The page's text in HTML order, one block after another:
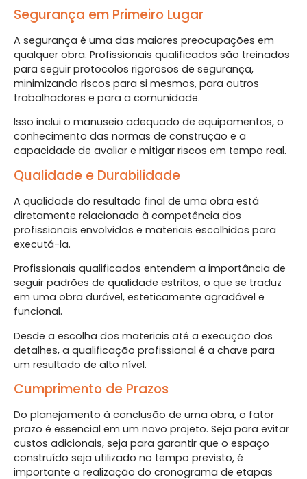
Segurança em Primeiro Lugar
A segurança é uma das maiores preocupações em
qualquer obra. Profissionais qualificados são treinados
para seguir protocolos rigorosos de segurança,
minimizando riscos para si mesmos, para outros
trabalhadores e para a comunidade.
Isso inclui o manuseio adequado de equipamentos, o
conhecimento das normas de construção e a
capacidade de avaliar e mitigar riscos em tempo real.
Qualidade e Durabilidade
A qualidade do resultado final de uma obra está
diretamente relacionada à competência dos
profissionais envolvidos e materiais escolhidos para
executá-la.
Profissionais qualificados entendem a importância de
seguir padrões de qualidade estritos, o que se traduz
em uma obra durável, esteticamente agradável e
funcional.
Desde a escolha dos materiais até a execução dos
detalhes, a qualificação profissional é a chave para
um resultado de alto nível.
Cumprimento de Prazos
Do planejamento à conclusão de uma obra, o fator
prazo é essencial em um novo projeto. Seja para evitar
custos adicionais, seja para garantir que o espaço
construído seja utilizado no tempo previsto, é
importante a realização do cronograma de etapas